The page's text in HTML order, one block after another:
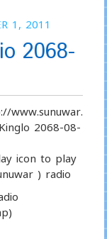
1, 2011
2068-
www.sunuwar.
2068-08-
icon to play
) radio